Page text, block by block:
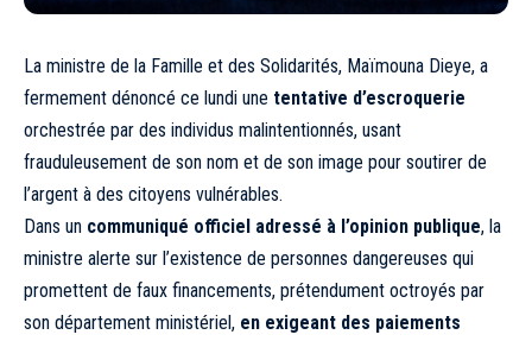
La ministre de la Famille et des Solidarités, Maïmouna Dieye, a
fermement dénoncé ce lundi une tentative d’escroquerie
orchestrée par des individus malintentionnés, usant
frauduleusement de son nom et de son image pour soutirer de
l’argent à des citoyens vulnérables.
Dans un communiqué officiel adressé à l’opinion publique, la
ministre alerte sur l’existence de personnes dangereuses qui
promettent de faux financements, prétendument octroyés par
son département ministériel, en exigeant des paiements